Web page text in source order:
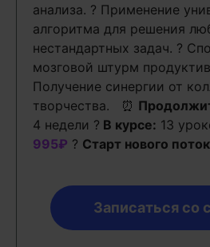
анализа. ? Применение
алгоритма для решения
нестандартных задач. ?
мозговой штурм
Получение синергии от
творчества. ⏰
4 недели ? В курсе: 13
995₽ ? Старт нового
Записаться со